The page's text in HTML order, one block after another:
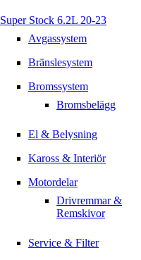
Super Stock 6.2L 20-23
Avgassystem
Bränslesystem
Bromssystem
Bromsbelägg
El & Belysning
Kaross & Interiör
Motordelar
Drivremmar &
Remskivor
Service & Filter